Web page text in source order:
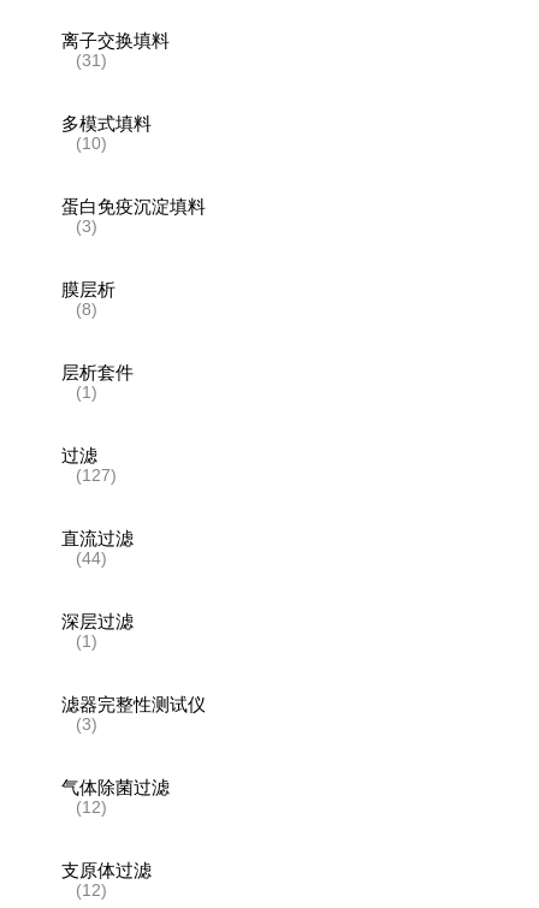
离子交换填料
(31)
多模式填料
(10)
蛋白免疫沉淀填料
(3)
膜层析
(8)
层析套件
(1)
过滤
(127)
直流过滤
(44)
深层过滤
(1)
滤器完整性测试仪
(3)
气体除菌过滤
(12)
支原体过滤
(12)